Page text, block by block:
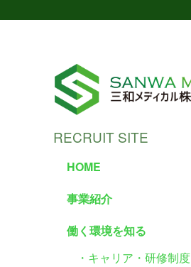
RECRUIT SITE
HOME
事業紹介
働く環境を知る
・キャリア・研修制度